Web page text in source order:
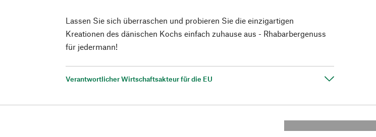
Lassen Sie sich überraschen und probieren Sie die einzigartigen
Kreationen des dänischen Kochs einfach zuhause aus - Rhabarbergenuss
für jedermann!
Verantwortlicher Wirtschaftsakteur für die EU